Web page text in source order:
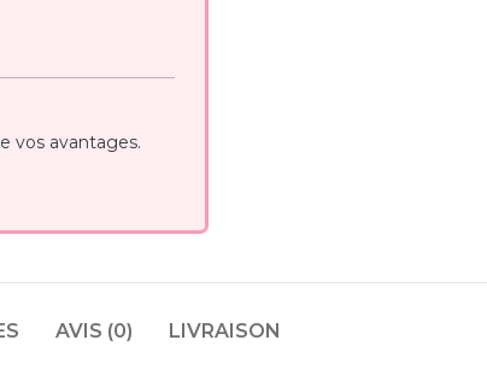
vos avantages.
AVIS (0) LIVRAISON